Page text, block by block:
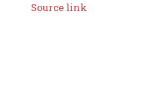
Source link